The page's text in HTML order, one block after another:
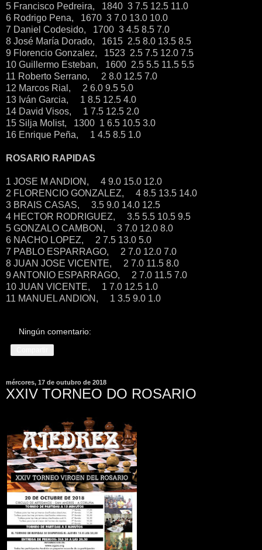
5 Francisco Pedreira, 1840 3 7.5 12.5 11.0
6 Rodrigo Pena, 1670 3 7.0 13.0 10.0
7 Daniel Codesido, 1700 3 4.5 8.5 7.0
8 José María Dorado, 1615 2.5 8.0 13.5 8.5
9 Florencio Gonzalez, 1523 2.5 7.5 12.0 7.5
10 Guillermo Esteban, 1600 2.5 5.5 11.5 5.5
11 Roberto Serrano, 2 8.0 12.5 7.0
12 Marcos Rial, 2 6.0 9.5 5.0
13 Iván Garcia, 1 8.5 12.5 4.0
14 David Visos, 1 7.5 12.5 2.0
15 Silja Molist, 1300 1 6.5 10.5 3.0
16 Enrique Peña, 1 4.5 8.5 1.0
ROSARIO RAPIDAS
1 JOSE M ANDION, 4 9.0 15.0 12.0
2 FLORENCIO GONZALEZ, 4 8.5 13.5 14.0
3 BRAIS CASAS, 3.5 9.0 14.0 12.5
4 HECTOR RODRIGUEZ, 3.5 5.5 10.5 9.5
5 GONZALO CAMBON, 3 7.0 12.0 8.0
6 NACHO LOPEZ, 2 7.5 13.0 5.0
7 PABLO ESPARRAGO, 2 7.0 12.0 7.0
8 JUAN JOSE VICENTE, 2 7.0 11.5 8.0
9 ANTONIO ESPARRAGO, 2 7.0 11.5 7.0
10 JUAN VICENTE, 1 7.0 12.5 1.0
11 MANUEL ANDION, 1 3.5 9.0 1.0
Ningún comentario:
mércores, 17 de outubro de 2018
XXIV TORNEO DO ROSARIO